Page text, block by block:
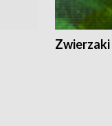
Zwierzaki